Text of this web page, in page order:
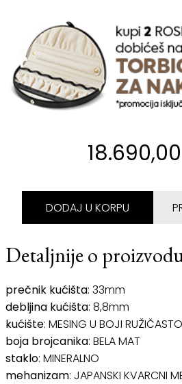
DODAJ U KORPU
Detaljnije o
prečnik kućišta: 33mm
debljina kućišta: 8,8mm
kućište: MESING U BOJI
boja brojcanika: BELA MAT
staklo: MINERALNO
mehanizam: JAPANSKI KVARCNI